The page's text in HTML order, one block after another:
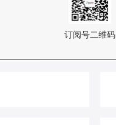
订阅号二维码